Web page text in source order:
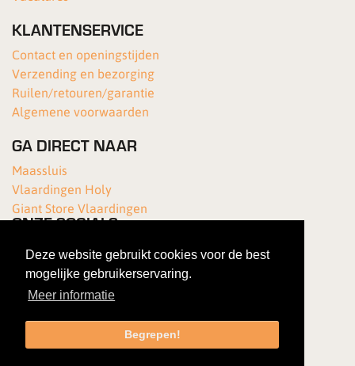
Deze website gebruikt cookies voor de best
mogelijke gebruikerservaring.
Meer informatie
Begrepen!
KLANTENSERVICE
Contact en openingstijden
Verzending en bezorging
Ruilen/retouren/garantie
Algemene voorwaarden
GA DIRECT NAAR
Maassluis
Vlaardingen Holy
Giant Store Vlaardingen
ONZE SOCIALS
Copyright 2026 Van Kortenhof Fietsen